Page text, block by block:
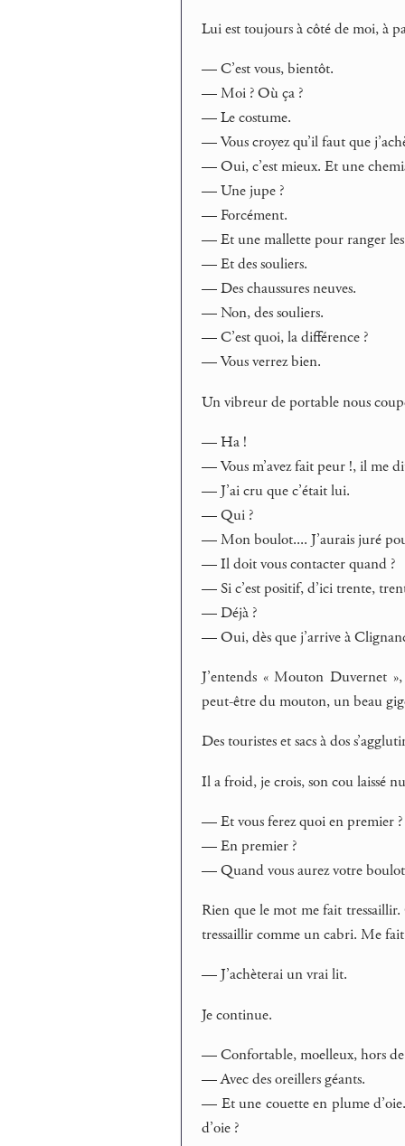
Lui est toujours à côté de moi, à
— C’est vous, bientôt.
— Moi ? Où ça ?
— Le costume.
— Vous croyez qu’il faut que
— Oui, c’est mieux. Et une
— Une jupe ?
— Forcément.
— Et une mallette pour ranger
— Et des souliers.
— Des chaussures neuves.
— Non, des souliers.
— C’est quoi, la différence ?
— Vous verrez bien.
Un vibreur de portable nous
— Ha !
— Vous m’avez fait peur !, il me
— J’ai cru que c’était lui.
— Qui ?
— Mon boulot.... J’aurais juré
— Il doit vous contacter quand ?
— Si c’est positif, d’ici trente,
— Déjà ?
— Oui, dès que j’arrive à
J’entends « Mouton Duvernet
peut-être du mouton, un beau
Des touristes et sacs à dos
Il a froid, je crois, son cou laissé
— Et vous ferez quoi en premier ?
— En premier ?
— Quand vous aurez votre
Rien que le mot me fait
tressaillir comme un cabri. Me
— J’achèterai un vrai lit.
Je continue.
— Confortable, moelleux, hors
— Avec des oreillers géants.
— Et une couette en plume
d’oie ?